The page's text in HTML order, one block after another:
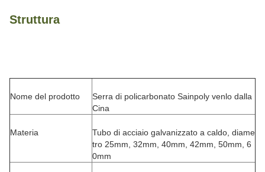
Struttura
Nome del prodotto
Serra di policarbonato Sainpoly venlo dalla
Cina
Materia
Tubo di acciaio galvanizzato a caldo, diame
tro 25mm, 32mm, 40mm, 42mm, 50mm, 6
0mm